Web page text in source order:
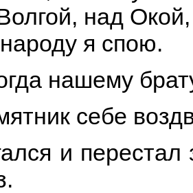
над
я спою.
нашему
себе
и